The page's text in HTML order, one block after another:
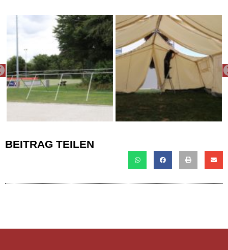
PREVIOUS
BEITRAG TEILEN